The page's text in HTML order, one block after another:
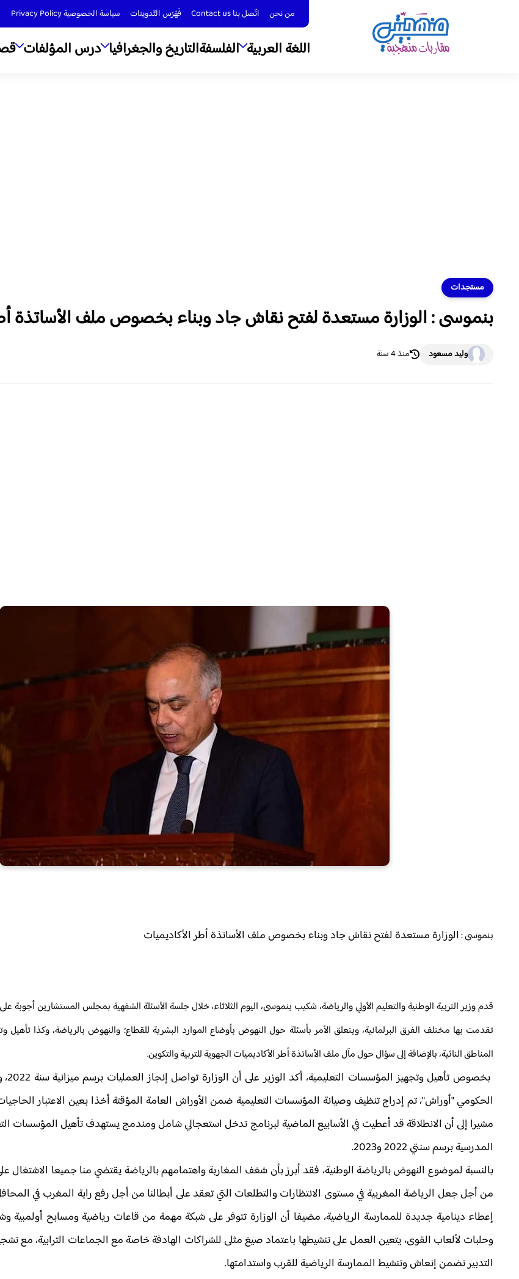
من نحن اتّصل بنا Contact us فَهْرَس التّدوينات سياسة الخصوصية Privacy Policy
اللغة العربية الفلسفةالتاريخ والجغرافيا درس المؤلفات
مستجدات
بنموسى : الوزارة مستعدة لفتح نقاش جاد وبناء بخصوص ملف الأساتذة
وليد مسعود منذ 4 سنة
بنموسى :الوزارة مستعدة لفتح نقاش جاد وبناء بخصوص ملف الأساتذة أطر الأكاديميات
قدم وزير التربية الوطنية والتعليم الأولي والرياضة، شكيب بنموسى، اليوم الثلاثاء، خلال جلسة الأسئلة الشفهية بمجلس المستشارين أجوبة
تقدمت بها مختلف الفرق البرلمانية، ويتعلق الأمر بأسئلة حول النهوض بأوضاع الموارد البشرية للقطاع؛ والنهوض بالرياضة، وكذا تأهيل
المناطق النائية، بالإضافة إلى سؤال حول مآل ملف الأساتذة أطر الأكاديميات الجهوية للتربية والتكوين.
الحكومي "أوراش"، تم إدراج تنظيف وصيانة المؤسسات التعليمية ضمن الأوراش العامة المؤقتة أخذا بعين الاعتبار
مشيرا إلى أن الانطلاقة قد أعطيت في الأسابيع الماضية لبرنامج تدخل استعجالي شامل ومندمج يستهدف تأهيل المؤسسات
المدرسية برسم سنتي 2022 و2023.
بالنسبة لموضوع النهوض بالرياضة الوطنية، فقد أبرز بأن شغف المغاربة واهتمامهم بالرياضة يقتضي منا جميعا الاشتغال
من أجل جعل الرياضة المغربية في مستوى الانتظارات والتطلعات التي تعقد على أبطالنا من أجل رفع راية المغرب في
إعطاء دينامية جديدة للممارسة الرياضية، مضيفا أن الوزارة تتوفر على شبكة مهمة من قاعات رياضية ومسابح أولمبية
وحلبات لألعاب القوى، يتعين العمل على تنشيطها باعتماد صيغ مثلى للشراكات الهادفة خاصة مع الجماعات الترابية، مع
التدبير تضمن إنعاش وتنشيط الممارسة الرياضية للقرب واستدامتها.